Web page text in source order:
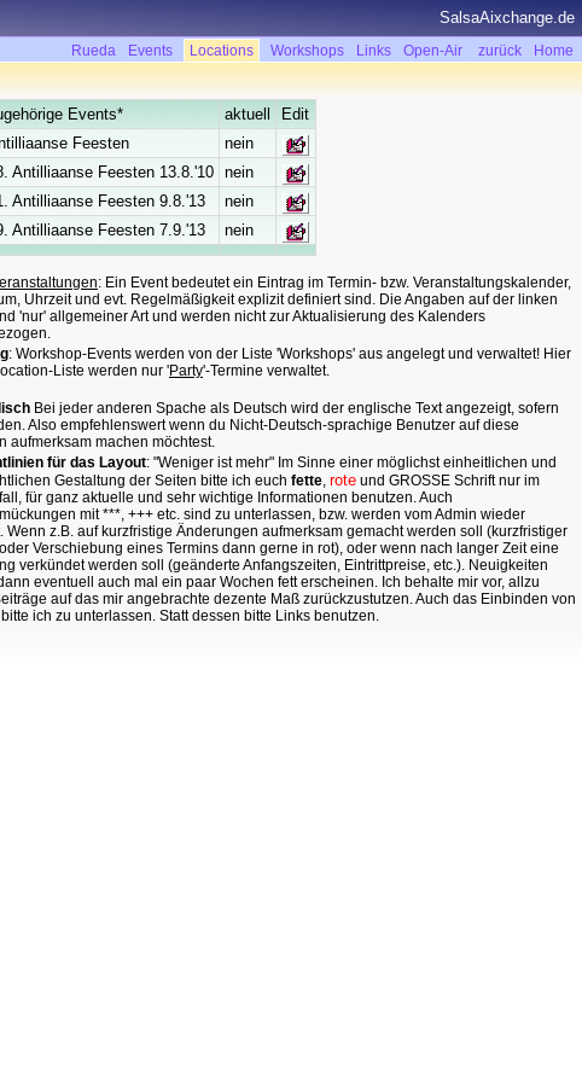
SalsaAixchange.de
Rueda Events Locations Workshops Links Open-Air zurück Home
Events* aktuell
Edit
Feesten
nein
Antilliaanse Feesten 13.8.'10 nein
Antilliaanse Feesten 9.8.'13
nein
Antilliaanse Feesten 7.9.'13 nein
: Ein Event bedeutet ein Eintrag im Termin- bzw. Veranstaltungskalender,
Uhrzeit und evt. Regelmäßigkeit explizit definiert sind. Die Angaben auf der linken
'nur' allgemeiner Art und werden nicht zur Aktualisierung des Kalenders
: Workshop-Events werden von der Liste 'Workshops' aus angelegt und verwaltet! Hier
Liste werden nur 'Party'-Termine verwaltet.
Bei jeder anderen Spache als Deutsch wird der englische Text angezeigt, sofern
Also empfehlenswert wenn du Nicht-Deutsch-sprachige Benutzer auf diese
aufmerksam machen möchtest.
für das Layout: "Weniger ist mehr" Im Sinne einer möglichst einheitlichen und
Gestaltung der Seiten bitte ich euch fette, rote und GROSSE Schrift nur im
für ganz aktuelle und sehr wichtige Informationen benutzen. Auch
mit ***, +++ etc. sind zu unterlassen, bzw. werden vom Admin wieder
Wenn z.B. auf kurzfristige Änderungen aufmerksam gemacht werden soll (kurzfristiger
Verschiebung eines Termins dann gerne in rot), oder wenn nach langer Zeit eine
verkündet werden soll (geänderte Anfangszeiten, Eintrittpreise, etc.). Neuigkeiten
eventuell auch mal ein paar Wochen fett erscheinen. Ich behalte mir vor, allzu
auf das mir angebrachte dezente Maß zurückzustutzen. Auch das Einbinden von
ich zu unterlassen. Statt dessen bitte Links benutzen.